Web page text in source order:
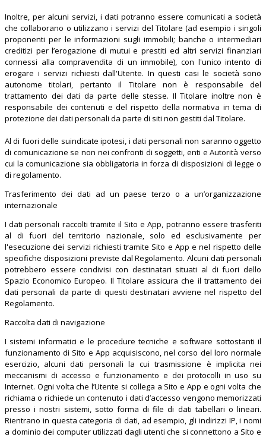
Inoltre, per alcuni servizi, i dati potranno essere comunicati a società
che collaborano o utilizzano i servizi del Titolare (ad esempio i singoli
proponenti per le informazioni sugli immobili; banche o intermediari
creditizi per l’erogazione di mutui e prestiti ed altri servizi finanziari
connessi alla compravendita di un immobile), con l'unico intento di
erogare i servizi richiesti dall'Utente. In questi casi le società sono
autonome titolari, pertanto il Titolare non è responsabile del
trattamento dei dati da parte delle stesse. Il Titolare inoltre non è
responsabile dei contenuti e del rispetto della normativa in tema di
protezione dei dati personali da parte di siti non gestiti dal Titolare.
Al di fuori delle suindicate ipotesi, i dati personali non saranno oggetto
di comunicazione se non nei confronti di soggetti, enti e Autorità verso
cui la comunicazione sia obbligatoria in forza di disposizioni di legge o
di regolamento.
Trasferimento dei dati ad un paese terzo o a un’organizzazione
internazionale
I dati personali raccolti tramite il Sito e App, potranno essere trasferiti
al di fuori del territorio nazionale, solo ed esclusivamente per
l'esecuzione dei servizi richiesti tramite Sito e App e nel rispetto delle
specifiche disposizioni previste dal Regolamento. Alcuni dati personali
potrebbero essere condivisi con destinatari situati al di fuori dello
Spazio Economico Europeo. Il Titolare assicura che il trattamento dei
dati personali da parte di questi destinatari avviene nel rispetto del
Regolamento.
Raccolta dati di navigazione
I sistemi informatici e le procedure tecniche e software sottostanti il
funzionamento di Sito e App acquisiscono, nel corso del loro normale
esercizio, alcuni dati personali la cui trasmissione è implicita nei
meccanismi di accesso e funzionamento e dei protocolli in uso su
Internet. Ogni volta che l’Utente si collega a Sito e App e ogni volta che
richiama o richiede un contenuto i dati d’accesso vengono memorizzati
presso i nostri sistemi, sotto forma di file di dati tabellari o lineari.
Rientrano in questa categoria di dati, ad esempio, gli indirizzi IP, i nomi
a dominio dei computer utilizzati dagli utenti che si connettono a Sito e